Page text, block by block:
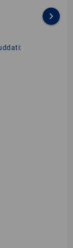
keyboard_arrow_right